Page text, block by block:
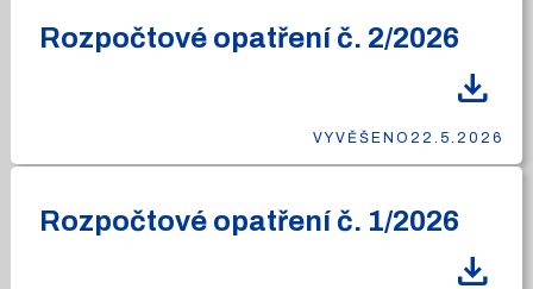
Rozpočtové opatření č. 2/2026
download
VYVĚŠENO 22.5.2026
Rozpočtové opatření č. 1/2026
download